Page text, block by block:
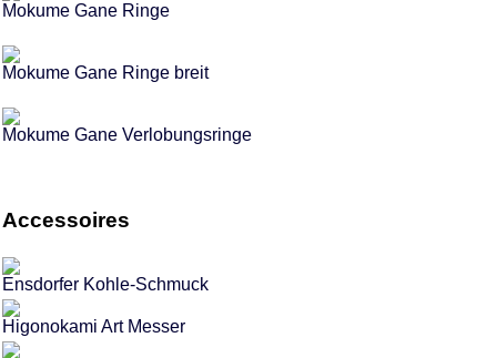
Mokume Gane Ringe
Mokume Gane Ringe breit
Mokume Gane Verlobungsringe
Accessoires
Ensdorfer Kohle-Schmuck
Higonokami Art Messer